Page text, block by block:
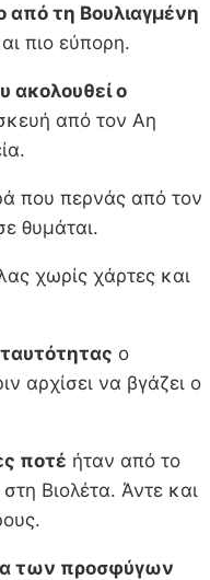
από τη Βουλιαγμένη
πιο εύπορη.
ακολουθεί ο
από τον Αη
που περνάς από τον
θυμάται.
χωρίς χάρτες και
ο
αρχίσει να βγάζει ο
ποτέ ήταν από το
Βιολέτα. Άντε και
των προσφύγων